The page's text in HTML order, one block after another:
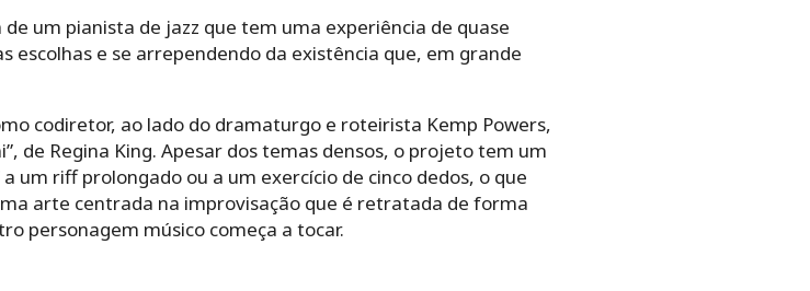
de um pianista de jazz que tem uma experiência de quase
escolhas e se arrependendo da existência que, em grande
codiretor, ao lado do dramaturgo e roteirista Kemp Powers,
de Regina King. Apesar dos temas densos, o projeto tem um
um riff prolongado ou a um exercício de cinco dedos, o que
arte centrada na improvisação que é retratada de forma
personagem músico começa a tocar.